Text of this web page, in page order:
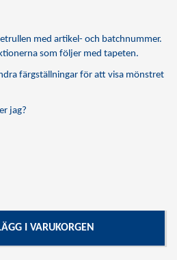
med artikel- och batchnummer.
som följer med tapeten.
färgställningar för att visa mönstret
jag?
I VARUKORGEN